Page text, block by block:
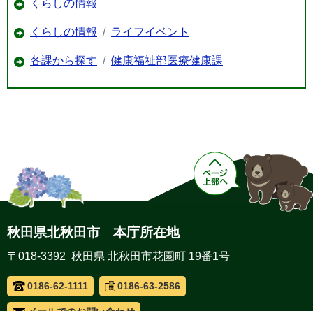
くらしの情報
くらしの情報 ライフイベント
各課から探す 健康福祉部医療健康課
秋田県北秋田市 本庁所在地
〒018-3392 秋田県 北秋田市花園町 19番1号
0186-62-1111 0186-63-2586